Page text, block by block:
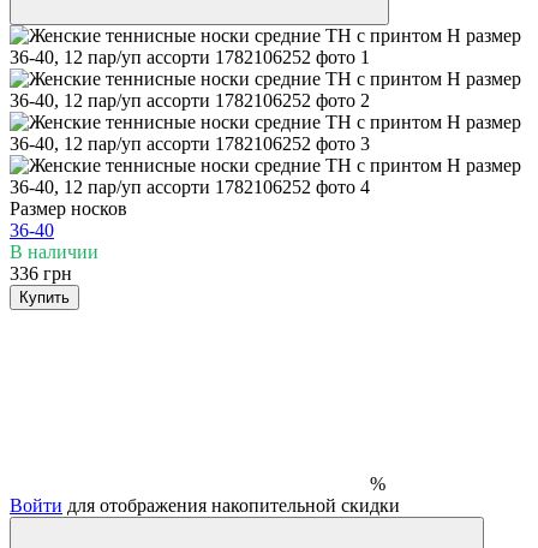
Размер носков
36-40
В наличии
336 грн
Купить
%
Войти для отображения накопительной скидки